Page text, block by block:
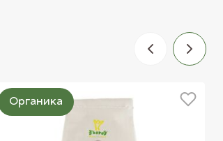
Органика